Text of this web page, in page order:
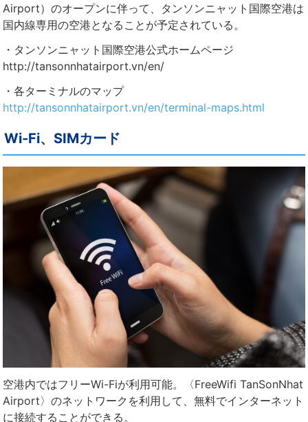
Airport）のオープンに伴って、タンソンニャット国際空港は
国内線専用の空港となることが予定されている。
・タンソンニャット国際空港公式ホームページ
http://tansonnhatairport.vn/en/
・各ターミナルのマップ
http://tansonnhatairport.vn/en/terminal-maps.html
Wi-Fi、SIMカード
空港内ではフリーWi-Fiが利用可能。〈FreeWifi TanSonNhat
Airport〉のネットワークを利用して、無料でインターネット
に接続することができる。